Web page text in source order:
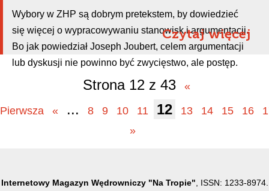
Wybory w ZHP są dobrym pretekstem, by dowiedzieć
się więcej o wypracowywaniu stanowisk i argumentacji.
Bo jak powiedział Joseph Joubert, celem argumentacji
lub dyskusji nie powinno być zwycięstwo, ale postęp.
Czytaj więcej
Strona 12 z 43 «
Pierwsza « ... 8 9 10 11 12 13 14 15 16
»
Internetowy Magazyn Wędrowniczy "Na Tropie" , ISSN: 1233-8974.